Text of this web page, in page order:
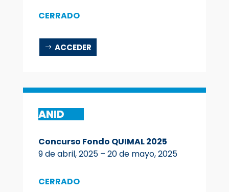
CERRADO
ACCEDER
ANID
Concurso Fondo QUIMAL 2025
9 de abril, 2025 – 20 de mayo, 2025
CERRADO